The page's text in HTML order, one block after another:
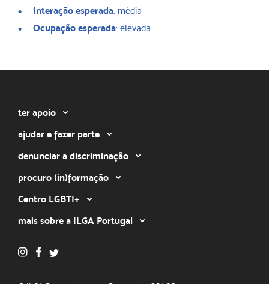
Interação esperada: média
Ocupação esperada: elevada
ter apoio
ajudar e fazer parte
denunciar a discriminação
procuro (in)formação
Centro LGBTI+
mais sobre a ILGA Portugal